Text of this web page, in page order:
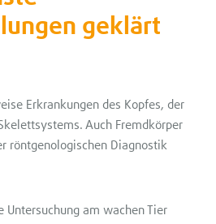
geklärt
Erkrankungen des Kopfes, der
Auch Fremdkörper
röntgenologischen Diagnostik
Untersuchung am wachen Tier